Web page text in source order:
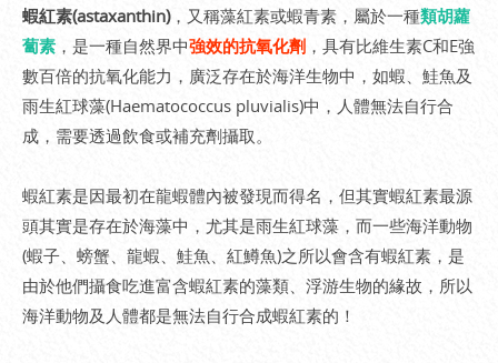
蝦紅素(astaxanthin)，又稱藻紅素或蝦青素，屬於一種類胡蘿
蔔素 ，是一種自然界中強效的抗氧化劑 ，具有比維生素C和E強
數百倍的抗氧化能力，廣泛存在於海洋生物中，如蝦、鮭魚及
雨生紅球藻(Haematococcus pluvialis)中，人體無法自行合
成，需要透過飲食或補充劑攝取。
蝦紅素是因最初在龍蝦體內被發現而得名，但其實蝦紅素最源
頭其實是存在於海藻中，尤其是雨生紅球藻，而一些海洋動物
(蝦子、螃蟹、龍蝦、鮭魚、紅鱒魚)之所以會含有蝦紅素，是
由於他們攝食吃進富含蝦紅素的藻類、浮游生物的緣故，所以
海洋動物及人體都是無法自行合成蝦紅素的！